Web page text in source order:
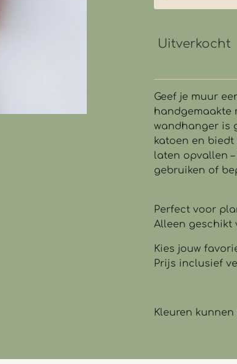
Uitverkocht
Geef je muur
handgemaakte
wandhanger is
katoen en
laten opvallen
gebruiken of
Perfect voor
Alleen geschikt
Kies jouw
Prijs inclusief
Kleuren